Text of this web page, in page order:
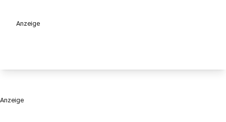
Anzeige
Anzeige